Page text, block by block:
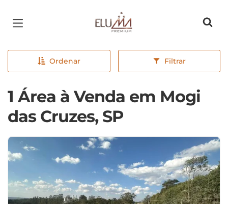
Página inicial
Ordenar Filtrar
1 Área à Venda em Mogi
das Cruzes, SP